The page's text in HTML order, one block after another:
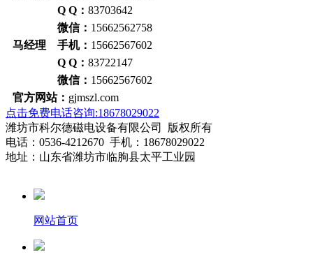
Q Q： 83703642
微信： 15662562758
马经理 手机： 15662567602
Q Q： 83722147
微信： 15662567602
官方网站： gjmszl.com
点击免费电话咨询:18678029022
潍坊市科尔德磁电设备有限公司 版权所有
电话：0536-4212670 手机：18678029022
地址：山东省潍坊市临朐县太平工业园
网站首页